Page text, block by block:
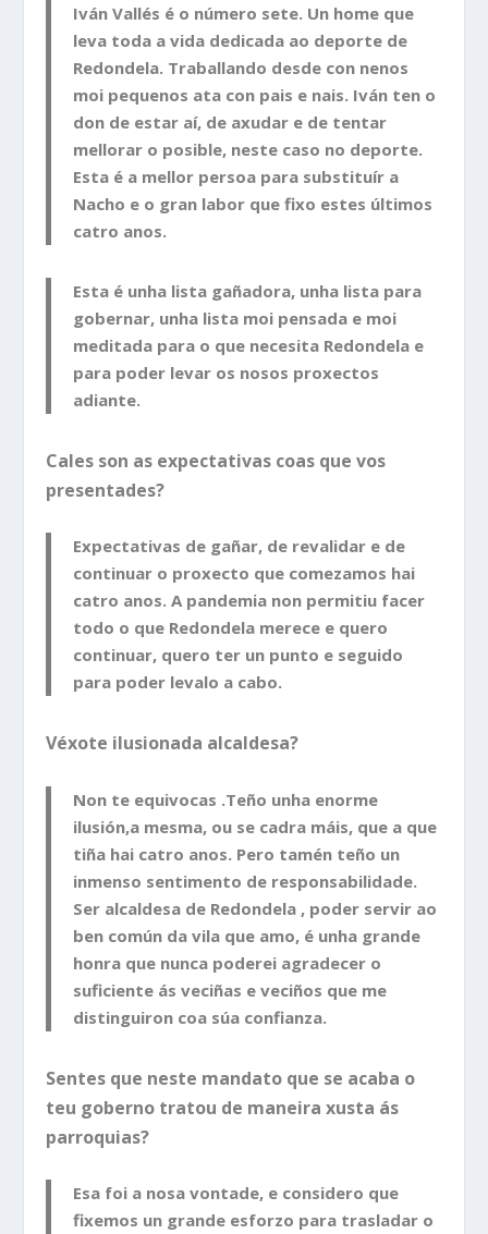
Iván Vallés é o número sete. Un home que
leva toda a vida dedicada ao deporte de
Redondela. Traballando desde con nenos
moi pequenos ata con pais e nais. Iván ten o
don de estar aí, de axudar e de tentar
mellorar o posible, neste caso no deporte.
Esta é a mellor persoa para substituír a
Nacho e o gran labor que fixo estes últimos
catro anos.
Esta é unha lista gañadora, unha lista para
gobernar, unha lista moi pensada e moi
meditada para o que necesita Redondela e
para poder levar os nosos proxectos
adiante.
Cales son as expectativas coas que vos
presentades?
Expectativas de gañar, de revalidar e de
continuar o proxecto que comezamos hai
catro anos. A pandemia non permitiu facer
todo o que Redondela merece e quero
continuar, quero ter un punto e seguido
para poder levalo a cabo.
Véxote ilusionada alcaldesa?
Non te equivocas .Teño unha enorme
ilusión,a mesma, ou se cadra máis, que a que
tiña hai catro anos. Pero tamén teño un
inmenso sentimento de responsabilidade.
Ser alcaldesa de Redondela , poder servir ao
ben común da vila que amo, é unha grande
honra que nunca poderei agradecer o
suficiente ás veciñas e veciños que me
distinguiron coa súa confianza.
Sentes que neste mandato que se acaba o
teu goberno tratou de maneira xusta ás
parroquias?
Esa foi a nosa vontade, e considero que
fixemos un grande esforzo para trasladar o